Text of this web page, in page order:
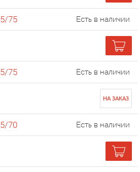
75 Есть в наличии
75 Есть в наличии
НА ЗАКАЗ
70 Есть в наличии